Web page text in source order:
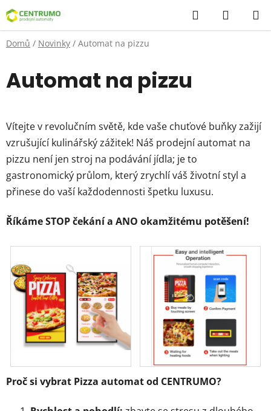
Přejít
na
obsah
Hledat
KOŠÍK
Domů / Novinky / Automat na pizzu
Automat na pizzu
Vítejte v revolučním světě, kde vaše chuťové buňky zažijí
vzrušující kulinářský zážitek! Náš prodejní automat na
pizzu není jen stroj na podávání jídla; je to
gastronomický průlom, který zrychlí váš životní styl a
přinese do vaší každodennosti špetku luxusu.
Říkáme STOP čekání a ANO okamžitému potěšení!
Proč si vybrat Pizza automat od CENTRUMO?